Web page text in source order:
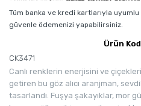
Tüm banka ve kredi kartlarıyla uyumlu
güvenle ödemenizi yapabilirsiniz.
Ürün
CK3471
Canlı renklerin enerjisini ve
getiren bu göz alıcı aranjman,
tasarlandı. Fuşya şakayıklar, mor